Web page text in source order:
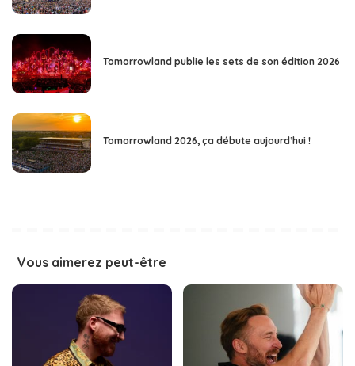
Tomorrowland publie les sets de son édition 2026
Tomorrowland 2026, ça débute aujourd’hui !
Vous aimerez peut-être